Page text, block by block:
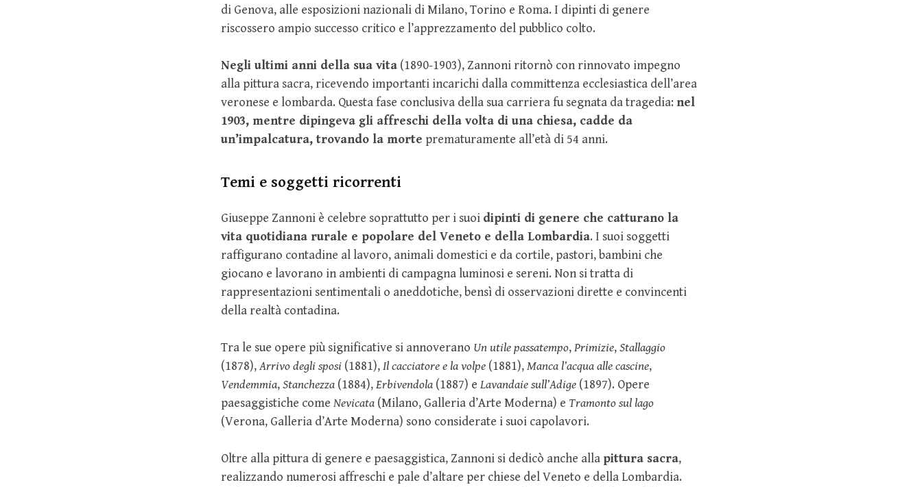
di Genova, alle esposizioni nazionali di Milano, Torino e Roma. I dipinti di genere
riscossero ampio successo critico e l’apprezzamento del pubblico colto.
Negli ultimi anni della sua vita (1890-1903), Zannoni ritornò con rinnovato impegno
alla pittura sacra, ricevendo importanti incarichi dalla committenza ecclesiastica dell’area
veronese e lombarda. Questa fase conclusiva della sua carriera fu segnata da tragedia: nel
1903, mentre dipingeva gli affreschi della volta di una chiesa, cadde da
un’impalcatura, trovando la morte prematuramente all’età di 54 anni.
Temi e soggetti ricorrenti
Giuseppe Zannoni è celebre soprattutto per i suoi dipinti di genere che catturano la
vita quotidiana rurale e popolare del Veneto e della Lombardia. I suoi soggetti
raffigurano contadine al lavoro, animali domestici e da cortile, pastori, bambini che
giocano e lavorano in ambienti di campagna luminosi e sereni. Non si tratta di
rappresentazioni sentimentali o aneddotiche, bensì di osservazioni dirette e convincenti
della realtà contadina.
Tra le sue opere più significative si annoverano Un utile passatempo,Primizie,Stallaggio
(1878),Arrivo degli sposi (1881),Il cacciatore e la volpe (1881),Manca l’acqua alle cascine,
Vendemmia,Stanchezza (1884),Erbivendola (1887) e Lavandaie sull’Adige (1897). Opere
paesaggistiche come Nevicata (Milano, Galleria d’Arte Moderna) e Tramonto sul lago
(Verona, Galleria d’Arte Moderna) sono considerate i suoi capolavori.
Oltre alla pittura di genere e paesaggistica, Zannoni si dedicò anche alla pittura sacra,
realizzando numerosi affreschi e pale d’altare per chiese del Veneto e della Lombardia.